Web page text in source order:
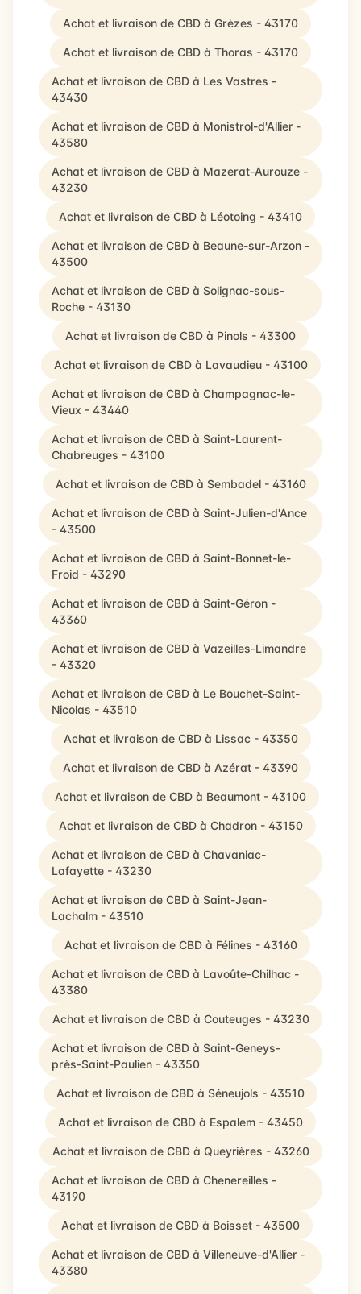
Achat et livraison de CBD à Grèzes - 43170
Achat et livraison de CBD à Thoras - 43170
Achat et livraison de CBD à Les Vastres -
43430
Achat et livraison de CBD à Monistrol-d'Allier -
43580
Achat et livraison de CBD à Mazerat-Aurouze -
43230
Achat et livraison de CBD à Léotoing - 43410
Achat et livraison de CBD à Beaune-sur-Arzon -
43500
Achat et livraison de CBD à Solignac-sous-
Roche - 43130
Achat et livraison de CBD à Pinols - 43300
Achat et livraison de CBD à Lavaudieu - 43100
Achat et livraison de CBD à Champagnac-le-
Vieux - 43440
Achat et livraison de CBD à Saint-Laurent-
Chabreuges - 43100
Achat et livraison de CBD à Sembadel - 43160
Achat et livraison de CBD à Saint-Julien-d'Ance
- 43500
Achat et livraison de CBD à Saint-Bonnet-le-
Froid - 43290
Achat et livraison de CBD à Saint-Géron -
43360
Achat et livraison de CBD à Vazeilles-Limandre
- 43320
Achat et livraison de CBD à Le Bouchet-Saint-
Nicolas - 43510
Achat et livraison de CBD à Lissac - 43350
Achat et livraison de CBD à Azérat - 43390
Achat et livraison de CBD à Beaumont - 43100
Achat et livraison de CBD à Chadron - 43150
Achat et livraison de CBD à Chavaniac-
Lafayette - 43230
Achat et livraison de CBD à Saint-Jean-
Lachalm - 43510
Achat et livraison de CBD à Félines - 43160
Achat et livraison de CBD à Lavoûte-Chilhac -
43380
Achat et livraison de CBD à Couteuges - 43230
Achat et livraison de CBD à Saint-Geneys-
près-Saint-Paulien - 43350
Achat et livraison de CBD à Séneujols - 43510
Achat et livraison de CBD à Espalem - 43450
Achat et livraison de CBD à Queyrières - 43260
Achat et livraison de CBD à Chenereilles -
43190
Achat et livraison de CBD à Boisset - 43500
Achat et livraison de CBD à Villeneuve-d'Allier -
43380